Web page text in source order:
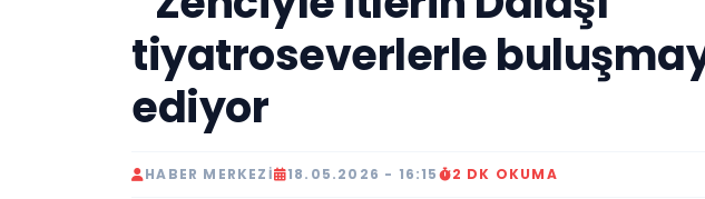
tiyatroseverlerle
ediyor
HABER MERKEZI 18.05.2026 - 16:15 2 DK OKUMA